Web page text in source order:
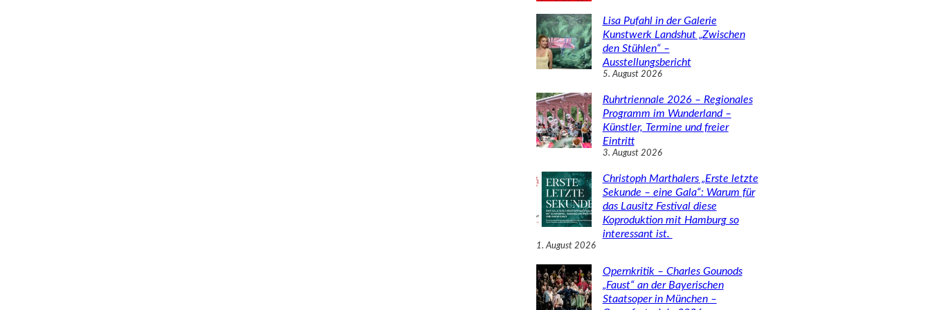
Lisa Pufahl in der Galerie
Kunstwerk Landshut „Zwischen
den Stühlen“ –
Ausstellungsbericht
5. August 2026
Ruhrtriennale 2026 – Regionales
Programm im Wunderland –
Künstler, Termine und freier
Eintritt
3. August 2026
Christoph Marthalers „Erste letzte
Sekunde – eine Gala“: Warum für
das Lausitz Festival diese
Koproduktion mit Hamburg so
interessant ist.
1. August 2026
Opernkritik – Charles Gounods
„Faust“ an der Bayerischen
Staatsoper in München –